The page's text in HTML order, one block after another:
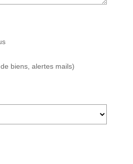
biens, alertes mails)